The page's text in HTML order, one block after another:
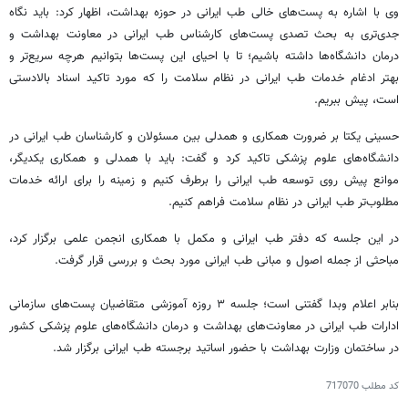
وی با اشاره به پست‌های خالی طب ایرانی در حوزه بهداشت، اظهار کرد: باید نگاه
جدی‌تری به بحث تصدی پست‌های کارشناس طب ایرانی در معاونت بهداشت و
درمان دانشگاه‌ها داشته باشیم؛ تا با احیای این پست‌ها بتوانیم هرچه سریع‌تر و
بهتر ادغام خدمات طب ایرانی در نظام سلامت را که مورد تاکید اسناد بالادستی
است، پیش ببریم.
حسینی یکتا بر ضرورت همکاری و همدلی بین مسئولان و کارشناسان طب ایرانی در
دانشگاه‌های علوم پزشکی تاکید کرد و گفت: باید با همدلی و همکاری یکدیگر،
موانع پیش روی توسعه طب ایرانی را برطرف کنیم و زمینه را برای ارائه خدمات
مطلوب‌تر طب ایرانی در نظام سلامت فراهم کنیم.
در این جلسه که دفتر طب ایرانی و مکمل با همکاری انجمن علمی برگزار کرد،
مباحثی از جمله اصول و مبانی طب ایرانی مورد بحث و بررسی قرار گرفت.
بنابراعلام وبدا
گفتنی است؛ جلسه ۳ روزه آموزشی متقاضیان پست‌های سازمانی
ادارات طب ایرانی در معاونت‌های بهداشت و درمان دانشگاه‌های علوم پزشکی کشور
در ساختمان وزارت بهداشت با حضور اساتید برجسته طب ایرانی برگزار شد.
کد مطلب717070